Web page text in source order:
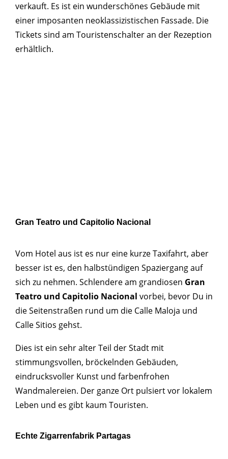
verkauft. Es ist ein wunderschönes Gebäude mit
einer imposanten neoklassizistischen Fassade. Die
Tickets sind am Touristenschalter an der Rezeption
erhältlich.
Gran Teatro und Capitolio Nacional
Vom Hotel aus ist es nur eine kurze Taxifahrt, aber
besser ist es, den halbstündigen Spaziergang auf
sich zu nehmen. Schlendere am grandiosen Gran
Teatro und Capitolio Nacional vorbei, bevor Du in
die Seitenstraßen rund um die Calle Maloja und
Calle Sitios gehst.
Dies ist ein sehr alter Teil der Stadt mit
stimmungsvollen, bröckelnden Gebäuden,
eindrucksvoller Kunst und farbenfrohen
Wandmalereien. Der ganze Ort pulsiert vor lokalem
Leben und es gibt kaum Touristen.
Echte Zigarrenfabrik Partagas